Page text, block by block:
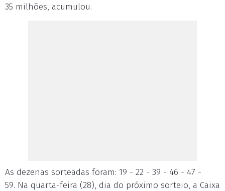
35 milhões, acumulou.
As dezenas sorteadas foram: 19 - 22 - 39 - 46 - 47 -
59. Na quarta-feira (28), dia do próximo sorteio, a Caixa